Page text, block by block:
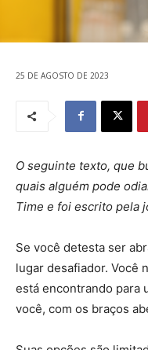
25 DE AGOSTO DE 2023
O seguinte texto, que
quais alguém pode
Time e foi escrito pela
Se você detesta ser
lugar desafiador. Você
está encontrando para
você, com os braços